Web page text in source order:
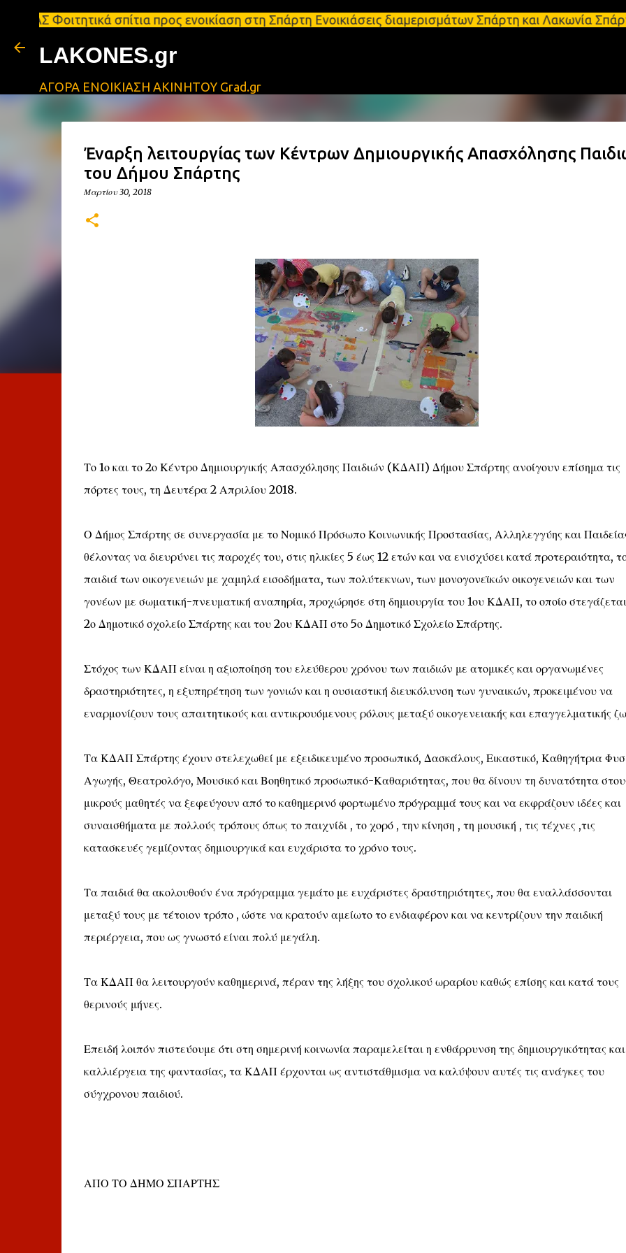
Μετάβαση στο κύριο περιεχόμενο
σπίτια προς ενοικίαση στη Σπάρτη Ενοικιάσεις διαμερισμάτων Σπάρτη και Λακωνία Σπάρτη -
LAKONES.gr
ΑΓΟΡΑ ΕΝΟΙΚΙΑΣΗ ΑΚΙΝΗΤΟΥ Grad.gr
Έναρξη λειτουργίας των Κέντρων Δημιουργικής Απασχόλησης
του Δήμου Σπάρτης
Μαρτίου 30, 2018
Το 1ο και το 2ο Κέντρο Δημιουργικής Απασχόλησης Παιδιών (ΚΔΑΠ) Δήμου Σπάρτης ανοίγουν επίσημα τις
πόρτες τους, τη Δευτέρα 2 Απριλίου 2018.
Ο Δήμος Σπάρτης σε συνεργασία με το Νομικό Πρόσωπο Κοινωνικής Προστασίας, Αλληλεγγύης και
θέλοντας να διευρύνει τις παροχές του, στις ηλικίες 5 έως 12 ετών και να ενισχύσει κατά προτεραιότητα,
παιδιά των οικογενειών με χαμηλά εισοδήματα, των πολύτεκνων, των μονογονεϊκών οικογενειών και των
γονέων με σωματική-πνευματική αναπηρία, προχώρησε στη δημιουργία του 1ου ΚΔΑΠ, το οποίο
2ο Δημοτικό σχολείο Σπάρτης και του 2ου ΚΔΑΠ στο 5ο Δημοτικό Σχολείο Σπάρτης.
Στόχος των ΚΔΑΠ είναι η αξιοποίηση του ελεύθερου χρόνου των παιδιών με ατομικές και οργανωμένες
δραστηριότητες, η εξυπηρέτηση των γονιών και η ουσιαστική διευκόλυνση των γυναικών, προκειμένου να
εναρμονίζουν τους απαιτητικούς και αντικρουόμενους ρόλους μεταξύ οικογενειακής και επαγγελματικής
Τα ΚΔΑΠ Σπάρτης έχουν στελεχωθεί με εξειδικευμένο προσωπικό, Δασκάλους, Εικαστικό, Καθηγήτρια
Αγωγής, Θεατρολόγο, Μουσικό και Βοηθητικό προσωπικό-Καθαριότητας, που θα δίνουν τη δυνατότητα
μικρούς μαθητές να ξεφεύγουν από το καθημερινό φορτωμένο πρόγραμμά τους και να εκφράζουν ιδέες και
συναισθήματα με πολλούς τρόπους όπως το παιχνίδι , το χορό , την κίνηση , τη μουσική , τις τέχνες ,τις
κατασκευές γεμίζοντας δημιουργικά και ευχάριστα το χρόνο τους.
Τα παιδιά θα ακολουθούν ένα πρόγραμμα γεμάτο με ευχάριστες δραστηριότητες, που θα εναλλάσσονται
μεταξύ τους με τέτοιον τρόπο , ώστε να κρατούν αμείωτο το ενδιαφέρον και να κεντρίζουν την παιδική
περιέργεια, που ως γνωστό είναι πολύ μεγάλη.
Τα ΚΔΑΠ θα λειτουργούν καθημερινά, πέραν της λήξης του σχολικού ωραρίου καθώς επίσης και κατά τους
θερινούς μήνες.
Επειδή λοιπόν πιστεύουμε ότι στη σημερινή κοινωνία παραμελείται η ενθάρρυνση της δημιουργικότητας
καλλιέργεια της φαντασίας, τα ΚΔΑΠ έρχονται ως αντιστάθμισμα να καλύψουν αυτές τις ανάγκες του
σύγχρονου παιδιού.
ΑΠΟ ΤΟ ΔΗΜΟ ΣΠΑΡΤΗΣ